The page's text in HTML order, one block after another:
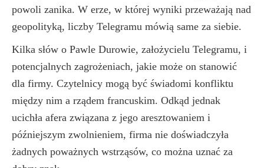
powoli zanika. W erze, w której wyniki przeważają nad
geopolityką, liczby Telegramu mówią same za siebie.
Kilka słów o Pawle Durowie, założycielu Telegramu, i
potencjalnych zagrożeniach, jakie może on stanowić
dla firmy. Czytelnicy mogą być świadomi konfliktu
między nim a rządem francuskim. Odkąd jednak
ucichła afera związana z jego aresztowaniem i
późniejszym zwolnieniem, firma nie doświadczyła
żadnych poważnych wstrząsów, co można uznać za